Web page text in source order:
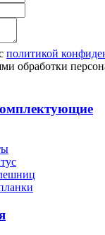
политикой
обработки